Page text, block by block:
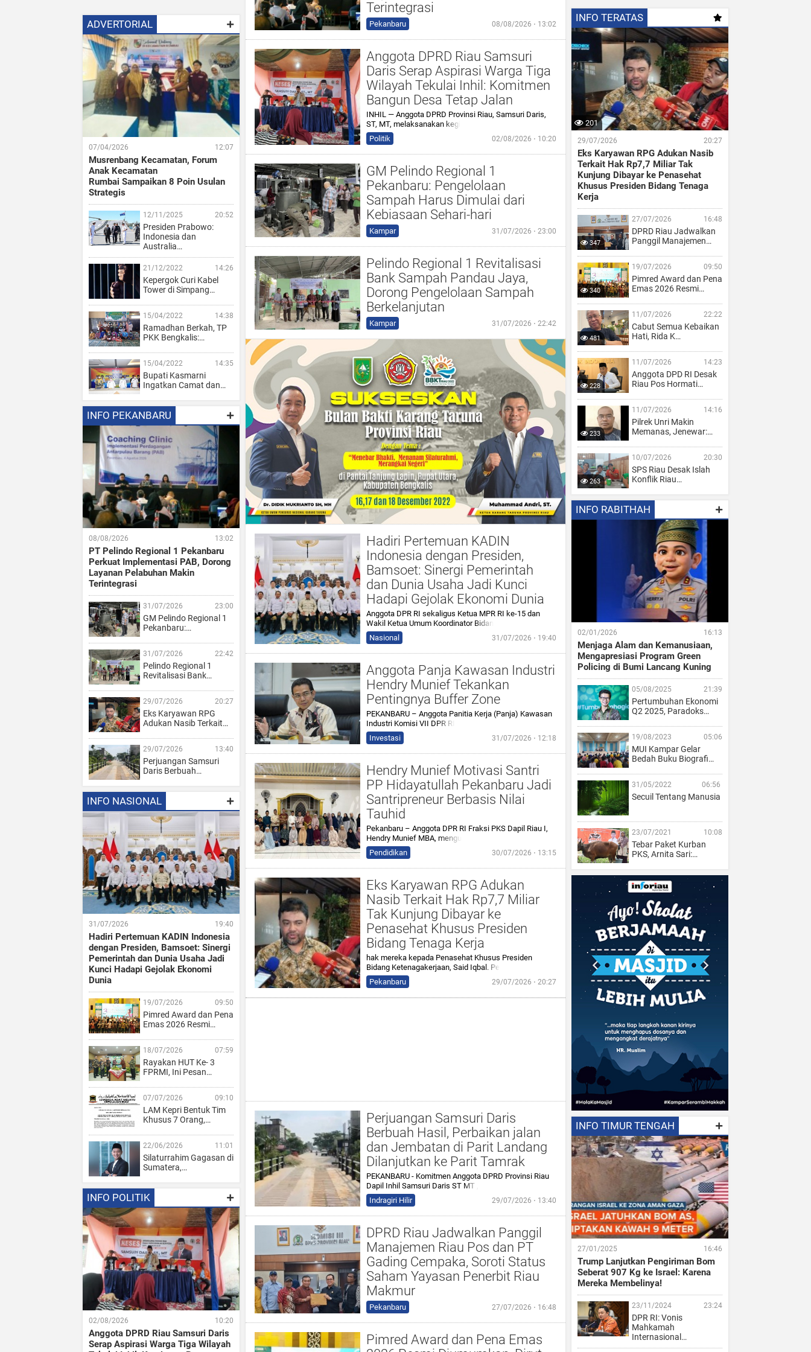
ADVERTORIAL
07/04/2026 12:07
Musrenbang Kecamatan, Forum
Anak Kecamatan
Rumbai Sampaikan 8 Poin Usulan
Strategis
12/11/2025 20:52
Presiden Prabowo:
Indonesia dan
Australia…
21/12/2022 14:26
Kepergok Curi Kabel
Tower di Simpang…
15/04/2022 14:38
Ramadhan Berkah, TP
PKK Bengkalis:…
15/04/2022 14:35
Bupati Kasmarni
Ingatkan Camat dan…
INFO PEKANBARU
08/08/2026 13:02
PT Pelindo Regional 1 Pekanbaru
Perkuat Implementasi PAB, Dorong
Layanan Pelabuhan Makin
Terintegrasi
31/07/2026 23:00
GM Pelindo Regional 1
Pekanbaru:…
31/07/2026 22:42
Pelindo Regional 1
Revitalisasi Bank…
29/07/2026 20:27
Eks Karyawan RPG
Adukan Nasib Terkait…
29/07/2026 13:40
Perjuangan Samsuri
Daris Berbuah…
INFO NASIONAL
31/07/2026 19:40
Hadiri Pertemuan KADIN Indonesia
dengan Presiden, Bamsoet: Sinergi
Pemerintah dan Dunia Usaha Jadi
Kunci Hadapi Gejolak Ekonomi
Dunia
19/07/2026 09:50
Pimred Award dan Pena
Emas 2026 Resmi…
18/07/2026 07:59
Rayakan HUT Ke- 3
FPRMI, Ini Pesan…
07/07/2026 09:10
LAM Kepri Bentuk Tim
Khusus 7 Orang,…
22/06/2026 11:01
Silaturrahim Gagasan di
Sumatera,…
INFO POLITIK
02/08/2026 10:20
Anggota DPRD Riau Samsuri Daris
Serap Aspirasi Warga Tiga Wilayah
Terintegrasi
Pekanbaru 08/08/2026 ⋅ 13:02
Anggota DPRD Riau Samsuri
Daris Serap Aspirasi Warga Tiga
Wilayah Tekulai Inhil: Komitmen
Bangun Desa Tetap Jalan
INHIL — Anggota DPRD Provinsi Riau, Samsuri Daris,
ST, MT, melaksanakan kegi
Politik
02/08/2026 ⋅ 10:20
GM Pelindo Regional 1
Pekanbaru: Pengelolaan
Sampah Harus Dimulai dari
Kebiasaan Sehari-hari
Kampar 31/07/2026 ⋅ 23:00
Pelindo Regional 1 Revitalisasi
Bank Sampah Pandau Jaya,
Dorong Pengelolaan Sampah
Berkelanjutan
Kampar 31/07/2026 ⋅ 22:42
Hadiri Pertemuan KADIN
Indonesia dengan Presiden,
Bamsoet: Sinergi Pemerintah
dan Dunia Usaha Jadi Kunci
Hadapi Gejolak Ekonomi Dunia
Anggota DPR RI sekaligus Ketua MPR RI ke-15 dan
Wakil Ketua Umum Koordinator Bidan
Nasional
31/07/2026 ⋅ 19:40
Anggota Panja Kawasan Industri
Hendry Munief Tekankan
Pentingnya Buffer Zone
PEKANBARU – Anggota Panitia Kerja (Panja) Kawasan
Industri Komisi VII DPR RI
Investasi
31/07/2026 ⋅ 12:18
Hendry Munief Motivasi Santri
PP Hidayatullah Pekanbaru Jadi
Santripreneur Berbasis Nilai
Tauhid
Pekanbaru – Anggota DPR RI Fraksi PKS Dapil Riau I,
Hendry Munief MBA, mengu
Pendidikan
30/07/2026 ⋅ 13:15
Eks Karyawan RPG Adukan
Nasib Terkait Hak Rp7,7 Miliar
Tak Kunjung Dibayar ke
Penasehat Khusus Presiden
Bidang Tenaga Kerja
hak mereka kepada Penasehat Khusus Presiden
Bidang Ketenagakerjaan, Said Iqba l. Pe
Pekanbaru
29/07/2026 ⋅ 20:27
Perjuangan Samsuri Daris
Berbuah Hasil, Perbaikan jalan
dan Jembatan di Parit Landang
Dilanjutkan ke Parit Tamrak
PEKANBARU - Komitmen Anggota DPRD Provinsi Riau
Dapil Inhil Samsuri Daris ST MT ,
Indragiri Hilir
29/07/2026 ⋅ 13:40
DPRD Riau Jadwalkan Panggil
Manajemen Riau Pos dan PT
Gading Cempaka, Soroti Status
Saham Yayasan Penerbit Riau
Makmur
Pekanbaru 27/07/2026 ⋅ 16:48
Pimred Award dan Pena Emas
INFO TERATAS
201
29/07/2026 20:27
Eks Karyawan RPG Adukan Nasib
Terkait Hak Rp7,7 Miliar Tak
Kunjung Dibayar ke Penasehat
Khusus Presiden Bidang Tenaga
Kerja
347
27/07/2026 16:48
DPRD Riau Jadwalkan
Panggil Manajemen…
340
19/07/2026 09:50
Pimred Award dan Pena
Emas 2026 Resmi…
481
11/07/2026 22:22
Cabut Semua Kebaikan
Hati, Rida K…
228
11/07/2026 14:23
Anggota DPD RI Desak
Riau Pos Hormati…
233
11/07/2026 14:16
Pilrek Unri Makin
Memanas, Jenewar:…
263
10/07/2026 20:30
SPS Riau Desak Islah
Konflik Riau…
INFO RABITHAH
02/01/2026 16:13
Menjaga Alam dan Kemanusiaan,
Mengapresiasi Program Green
Policing di Bumi Lancang Kuning
05/08/2025 21:39
Pertumbuhan Ekonomi
Q2 2025, Paradoks…
19/08/2023 05:06
MUI Kampar Gelar
Bedah Buku Biografi…
31/05/2022 06:56
Secuil Tentang Manusia
23/07/2021 10:08
Tebar Paket Kurban
PKS, Arnita Sari:…
INFO TIMUR TENGAH
27/01/2025 16:46
Trump Lanjutkan Pengiriman Bom
Seberat 907 Kg ke Israel: Karena
Mereka Membelinya!
23/11/2024 23:24
DPR RI: Vonis
Mahkamah
Internasional…